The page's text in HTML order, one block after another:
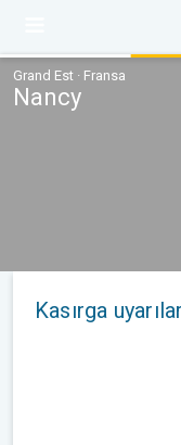
Grand Est · Fransa
Nancy
Kasırga